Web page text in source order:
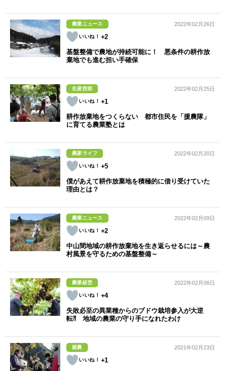
農業ニュース
+2
2022年02月26日
基盤整備で農地が持続可能に！ 悪条件の耕作放
棄地でも進む担い手確保
生産技術
+1
2022年02月25日
耕作放棄地をつくらない 都市住民を「援農隊」
に育てる農業塾とは
農家ライフ
+5
2022年02月20日
僕があえて耕作放棄地を積極的に借り受けていた
理由とは？
農業ニュース
+2
2022年02月09日
中山間地域の耕作放棄地を生き返らせるには～農
村風景を守るための基盤整備～
農業経営
+4
2022年02月08日
失敗必至の異業種からのブドウ栽培参入が大逆
転⁈ 地域の農業の守り手になれたわけ
就農
+1
2021年02月23日